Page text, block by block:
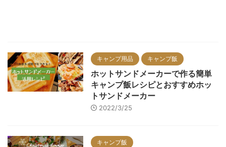
キャンプ用品 キャンプ飯
ホットサンドメーカーで作る簡単
キャンプ飯レシピとおすすめホッ
トサンドメーカー
2022/3/25
キャンプ飯